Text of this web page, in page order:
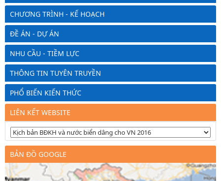
CHƯƠNG TRÌNH - KẾ HOẠCH
ĐỀ ÁN - DỰ ÁN
NHU CẦU - TIỀM LỰC
THÔNG TIN TUYÊN TRUYỀN
PHỔ BIẾN KIẾN THỨC
LIÊN KẾT WEBSITE
BẢN ĐỒ GOOGLE